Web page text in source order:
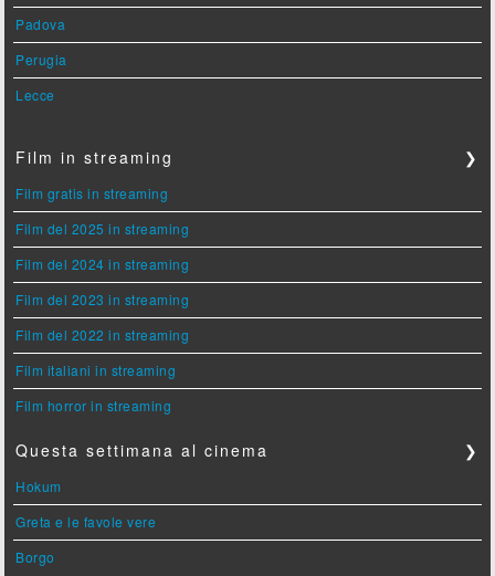
Padova
Perugia
Lecce
Film in streaming ❯
Film gratis in streaming
Film del 2025 in streaming
Film del 2024 in streaming
Film del 2023 in streaming
Film del 2022 in streaming
Film italiani in streaming
Film horror in streaming
Questa settimana al cinema ❯
Hokum
Greta e le favole vere
Borgo